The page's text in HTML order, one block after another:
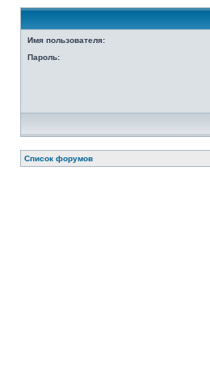
Имя пользователя:
Пароль:
Список форумов